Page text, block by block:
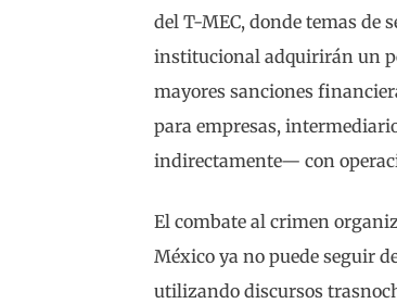
del T-MEC, donde temas
institucional adquirirán un
mayores sanciones
para empresas,
indirectamente— con
El combate al crimen
México ya no puede seguir
utilizando discursos